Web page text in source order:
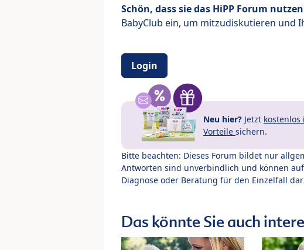
Schön, dass sie das HiPP Forum
BabyClub ein, um mitzudiskutieren und
Login
Neu hier? Jetzt kostenlos
Vorteile sichern.
Bitte beachten: Dieses Forum bildet nur
Antworten sind unverbindlich und können
Diagnose oder Beratung für den Einzelfall
Das könnte Sie auch